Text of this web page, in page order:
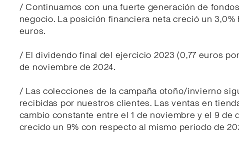
/ Continuamos con una fuerte generación de
negocio. La posición financiera neta creció un 3,0%
euros.
/ El dividendo final del ejercicio 2023 (0,77 euros
de noviembre de 2024.
/ Las colecciones de la campaña otoño/invierno
recibidas por nuestros clientes. Las ventas en
cambio constante entre el 1 de noviembre y el 9 de
crecido un 9% con respecto al mismo periodo de